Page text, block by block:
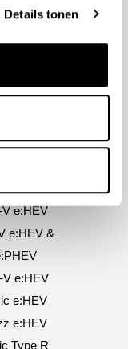
Details tonen
e:HEV
e:HEV &
V e:HEV
e:HEV
e:HEV
Type R